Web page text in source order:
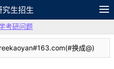
究生招生
笔记
考研问题
换成@)